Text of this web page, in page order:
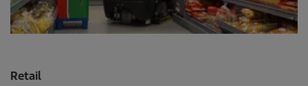
Retail